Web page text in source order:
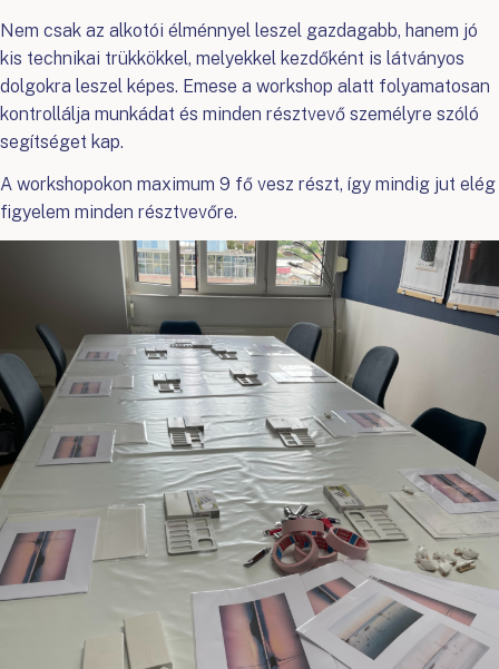
Nem csak az alkotói élménnyel leszel gazdagabb, hanem jó
kis technikai trükkökkel, melyekkel kezdőként is látványos
dolgokra leszel képes. Emese a workshop alatt folyamatosan
kontrollálja munkádat és minden résztvevő személyre szóló
segítséget kap.
A workshopokon maximum 9 fő vesz részt, így mindig jut elég
figyelem minden résztvevőre.